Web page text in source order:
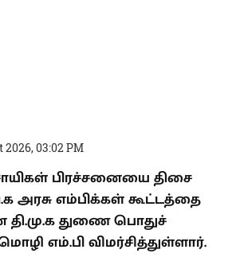
2026, 03:02 PM
பிரச்சனையை திசை
அரசு எம்பிக்கள் கூட்டத்தை
தி.மு.க துணை பொதுச்
எம்.பி விமர்சித்துள்ளார்.